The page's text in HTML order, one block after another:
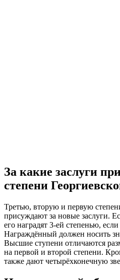
За какие заслуги
степени
Третью, вторую и первую
присуждают за новые заслуги.
его наградят 3-ей степенью,
Награждённый должен носить
Высшие ступени отличаются
на первой и второй степени.
также дают четырёхконечную